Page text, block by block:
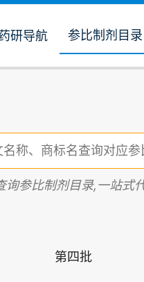
研导航 参比制剂目录
参比制剂目录,一站式
第四批